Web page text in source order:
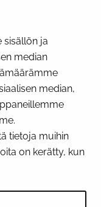
sisällön ja
median
median,
tietoja muihin
on kerätty, kun